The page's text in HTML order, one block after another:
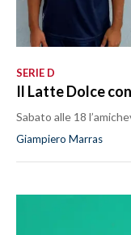
SERIE D
Il Latte Dolce
Sabato alle 18
Giampiero Marras